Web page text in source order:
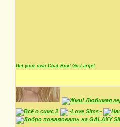
Get your own Chat Box! Go Large!